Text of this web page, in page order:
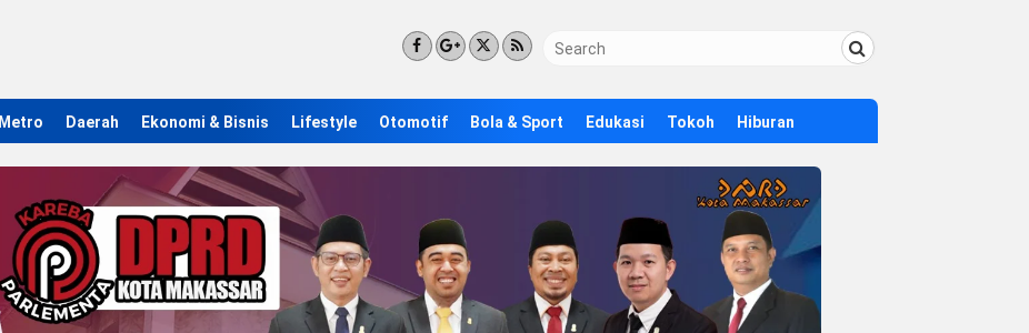
Metro Daerah Ekonomi & Bisnis Lifestyle Otomotif Bola & Sport Edukasi Tokoh Hiburan